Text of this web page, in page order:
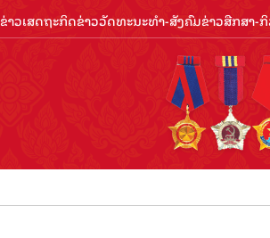
ຂ່າວເສດຖະກິດຂ່າວວັດທະນະທຳ-ສັງຄົມຂ່າວສືກສາ-